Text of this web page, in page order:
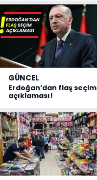
GÜNCEL
Erdoğan’dan flaş seçim
açıklaması!